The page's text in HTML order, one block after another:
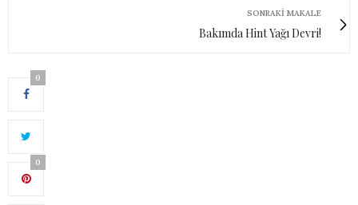
SONRAKI MAKALE
Bakımda Hint Yağı Devri!
0
0